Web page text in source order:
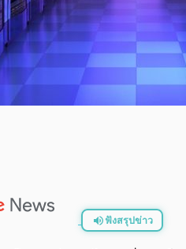
ฟังสรุปข่าว